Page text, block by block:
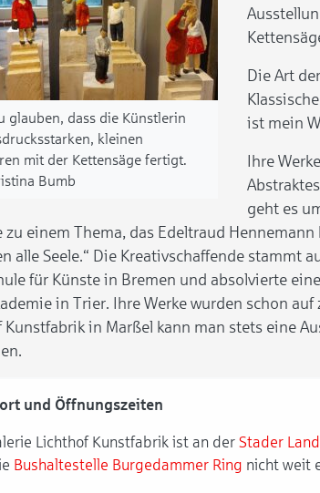
glauben, dass die Künstlerin
kleinen
mit der Kettensäge fertigt.
Bumb
Die Art
ist mein
Ihre
geht es
zu einem Thema, das Edeltraud
alle Seele.“ Die Kreativschaffende stammt
für Künste in Bremen und absolvierte
in Trier. Ihre Werke wurden schon
Kunstfabrik in Marßel kann man stets eine
und Öffnungszeiten
Lichthof Kunstfabrik ist an der Stader
Bushaltestelle Burgedammer Ring nicht weit